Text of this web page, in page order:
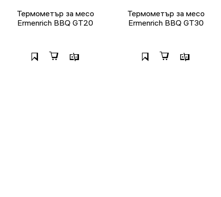
Термометър за месо
Ermenrich BBQ GT20
Термометър за месо
Ermenrich BBQ GT30